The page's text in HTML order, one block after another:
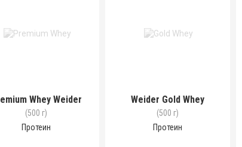
Whey Weider
(500 г)
Протеин
Weider Gold Whey
(500 г)
Протеин